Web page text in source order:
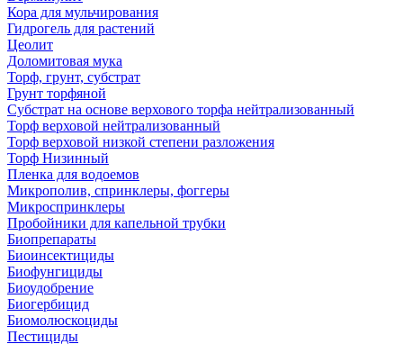
Кора для мульчирования
Гидрогель для растений
Цеолит
Доломитовая мука
Торф, грунт, субстрат
Грунт торфяной
Субстрат на основе верхового торфа нейтрализованный
Торф верховой нейтрализованный
Торф верховой низкой степени разложения
Торф Низинный
Пленка для водоемов
Микрополив, спринклеры, фоггеры
Микроспринклеры
Пробойники для капельной трубки
Биопрепараты
Биоинсектициды
Биофунгициды
Биоудобрение
Биогербицид
Биомолюскоциды
Пестициды